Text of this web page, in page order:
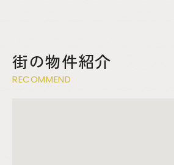
街の物件紹介
RECOMMEND